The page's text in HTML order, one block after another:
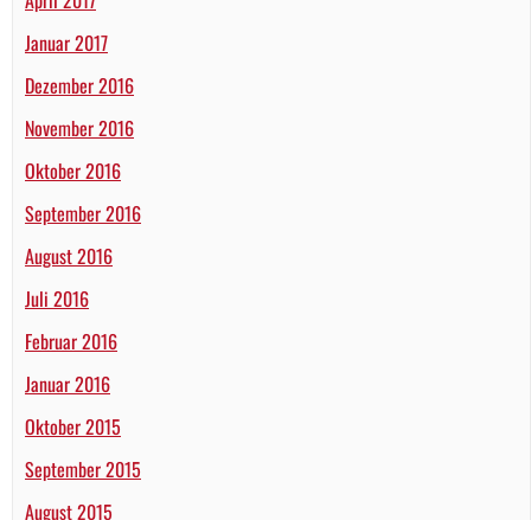
Januar 2017
Dezember 2016
November 2016
Oktober 2016
September 2016
August 2016
Juli 2016
Februar 2016
Januar 2016
Oktober 2015
September 2015
August 2015